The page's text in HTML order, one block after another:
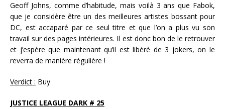
Geoff Johns, comme d’habitude, mais voilà 3 ans que Fabok,
que je considère être un des meilleures artistes bossant pour
DC, est accaparé par ce seul titre et que l’on a plus vu son
travail sur des pages intérieures. Il est donc bon de le retrouver
et j’espère que maintenant qu’il est libéré de 3 jokers, on le
reverra de manière régulière !
Verdict : Buy
JUSTICE LEAGUE DARK # 25